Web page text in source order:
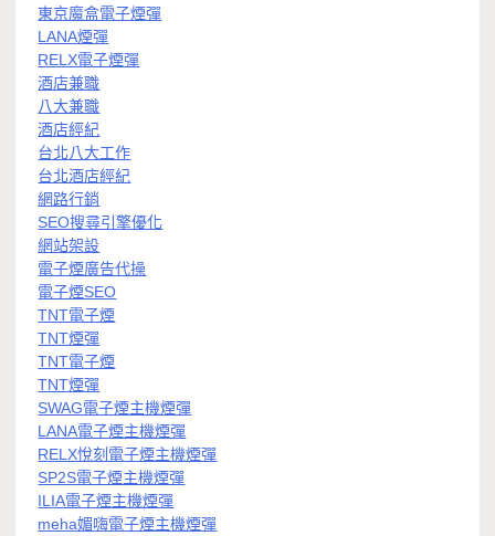
東京魔盒電子煙彈
LANA煙彈
RELX電子煙彈
酒店兼職
八大兼職
酒店經紀
台北八大工作
台北酒店經紀
網路行銷
SEO搜尋引擎優化
網站架設
電子煙廣告代操
電子煙SEO
TNT電子煙
TNT煙彈
TNT電子煙
TNT煙彈
SWAG電子煙主機煙彈
LANA電子煙主機煙彈
RELX悅刻電子煙主機煙彈
SP2S電子煙主機煙彈
ILIA電子煙主機煙彈
meha媚嗨電子煙主機煙彈